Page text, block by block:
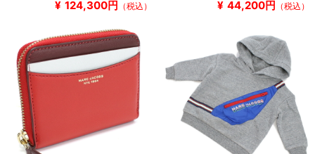
¥ 124,300円 （税込） ¥ 44,200円 （税込）